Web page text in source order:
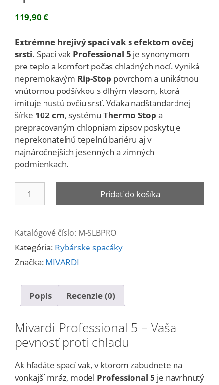
119,90 €
Extrémne hrejivý spací vak s efektom ovčej
srsti. Spací vak Professional 5 je synonymom
pre teplo a komfort počas chladných nocí. Vyniká
nepremokavým Rip-Stop povrchom a unikátnou
vnútornou podšívkou s dlhým vlasom, ktorá
imituje hustú ovčiu srsť. Vďaka nadštandardnej
šírke 102 cm, systému Thermo Stop a
prepracovaným chlopniam zipsov poskytuje
neprekonateľnú tepelnú bariéru aj v
najnáročnejších jesenných a zimných
podmienkach.
Spacák
Pridať do košíka
Katalógové číslo: M-SLBPRO
Kategória: Rybárske spacáky
Značka: MIVARDI
Popis Recenzie (0)
Mivardi Professional 5 – Vaša
pevnosť proti chladu
Ak hľadáte spací vak, v ktorom zabudnete na
vonkajší mráz, model Professional 5 je navrhnutý